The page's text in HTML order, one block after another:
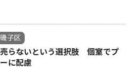
子区
らないという選択肢 個室でプ
に配慮